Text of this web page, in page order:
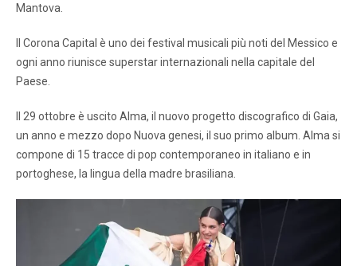
Mantova.
Il Corona Capital è uno dei festival musicali più noti del Messico e
ogni anno riunisce superstar internazionali nella capitale del
Paese.
Il 29 ottobre è uscito Alma, il nuovo progetto discografico di Gaia,
un anno e mezzo dopo Nuova genesi, il suo primo album. Alma si
compone di 15 tracce di pop contemporaneo in italiano e in
portoghese, la lingua della madre brasiliana.